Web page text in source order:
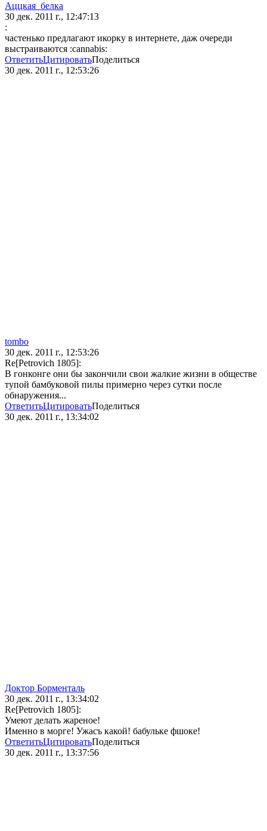
Аццкая_белка
30 дек. 2011 г., 12:47:13
:
частенько предлагают икорку в интернете, даж очереди
выстраиваются :cannabis:
ОтветитьЦитироватьПоделиться
30 дек. 2011 г., 12:53:26
tombo
30 дек. 2011 г., 12:53:26
Re[Petrovich 1805]:
В гонконге они бы закончили свои жалкие жизни в обществе
тупой бамбуковой пилы примерно через сутки после
обнаружения...
ОтветитьЦитироватьПоделиться
30 дек. 2011 г., 13:34:02
Доктор Борменталь
30 дек. 2011 г., 13:34:02
Re[Petrovich 1805]:
Умеют делать жареное!
Именно в морге! Ужасъ какой! бабульке фшоке!
ОтветитьЦитироватьПоделиться
30 дек. 2011 г., 13:37:56